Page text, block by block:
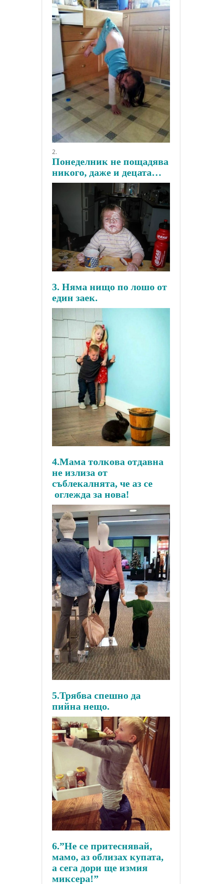
Понеделник не пощадява
никого, даже и децата…
3. Няма нищо по лошо от
един заек.
4.Мама толкова отдавна
не излиза от
съблекалнята, че аз се
оглежда за нова!
5.Трябва спешно да
пийна нещо.
6.”Не се притеснявай,
мамо, аз облизах купата,
а сега дори ще измия
миксера!”